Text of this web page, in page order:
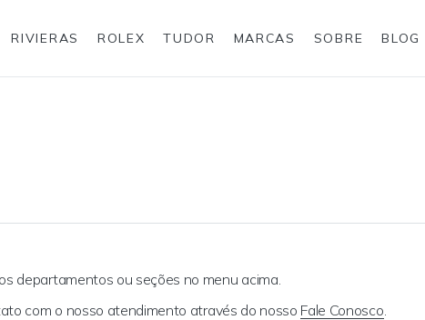
RIVIERAS MARCAS SOBRE
ROLEX TUDOR BLOG
departamentos ou seções no menu acima.
com o nosso atendimento através do nosso Fale Conosco.